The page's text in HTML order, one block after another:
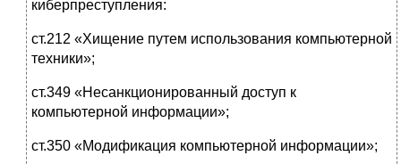
киберпреступления:
ст.212 «Хищение путем использования компьютерной
техники»;
ст.349 «Несанкционированный доступ к
компьютерной информации»;
ст.350 «Модификация компьютерной информации»;